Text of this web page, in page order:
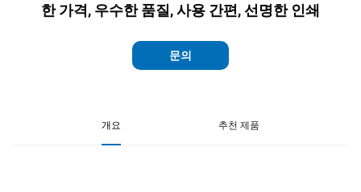
한 가격, 우수한 품질, 사용 간편, 선명한 인쇄
문의
개요 추천 제품